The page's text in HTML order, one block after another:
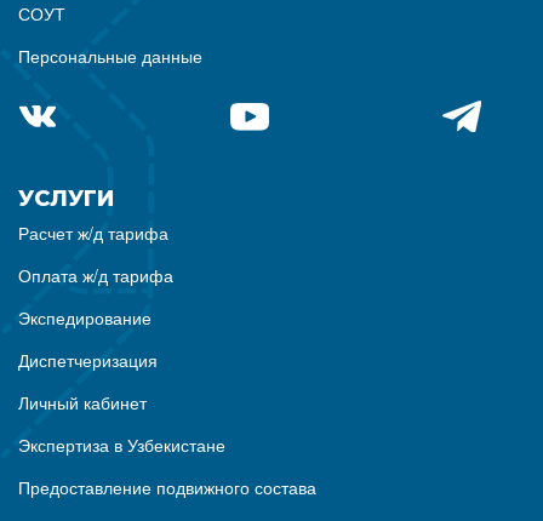
СОУТ
Персональные данные
УСЛУГИ
Расчет ж/д тарифа
Оплата ж/д тарифа
Экспедирование
Диспетчеризация
Личный кабинет
Экспертиза в Узбекистане
Предоставление подвижного состава